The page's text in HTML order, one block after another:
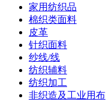
家用纺织品
棉织类面料
皮革
针织面料
纱线/线
纺织辅料
纺织加工
非织造及工业用布